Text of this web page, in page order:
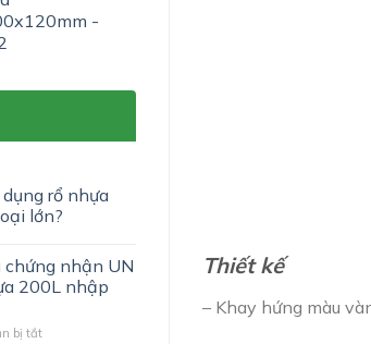
-
rổ nhựa
lớn?
chứng nhận UN
200L nhập
bị tắtở
Thiết kế
– Khay hứng màu